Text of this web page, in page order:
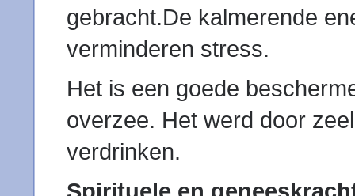
gebracht.De kalmerende
verminderen stress.
Het is een goede
overzee. Het werd door
verdrinken.
Spirituele en